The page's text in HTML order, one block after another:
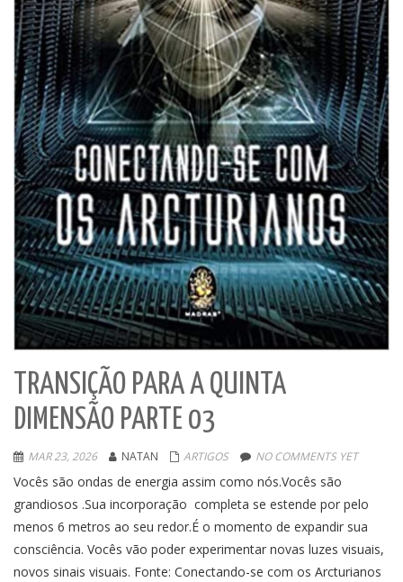
TRANSIÇÃO PARA A QUINTA
DIMENSÃO PARTE 03
MAR 23, 2026 NATAN ARTIGOS NO COMMENTS YET
Vocês são ondas de energia assim como nós.Vocês são
grandiosos .Sua incorporação completa se estende por pelo
menos 6 metros ao seu redor.É o momento de expandir sua
consciência. Vocês vão poder experimentar novas luzes visuais,
novos sinais visuais. Fonte: Conectando-se com os Arcturianos